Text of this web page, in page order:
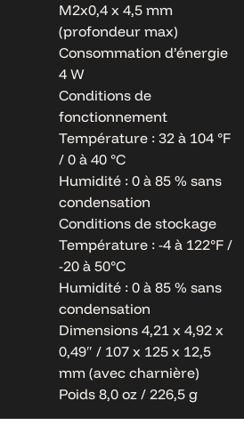
M2x0,4 x 4,5 mm
(profondeur max)
Consommation d’énergie
4 W
Conditions de
fonctionnement
Température : 32 à 104 °F
/ 0 à 40 °C
Humidité : 0 à 85 % sans
condensation
Conditions de stockage
Température : -4 à 122°F /
-20 à 50°C
Humidité : 0 à 85 % sans
condensation
Dimensions 4,21 x 4,92 x
0,49″ / 107 x 125 x 12,5
mm (avec charnière)
Poids 8,0 oz / 226,5 g